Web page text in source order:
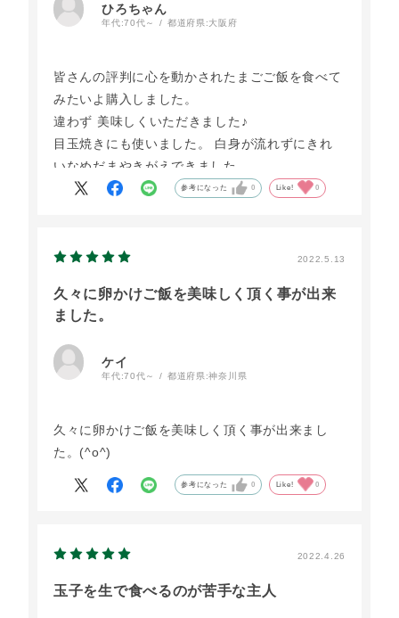
ひろちゃん
年代:70代～ 都道府県:大阪府
皆さんの評判に心を動かされたまごご飯を食べて
みたいよ購入しました。
違わず 美味しくいただきました♪
目玉焼きにも使いました。 白身が流れずにきれ
いなめだまやきがえできました。
参考になった 0 Like! 0
2022.5.13
久々に卵かけご飯を美味しく頂く事が出来
ました。
ケイ
年代:70代～ 都道府県:神奈川県
久々に卵かけご飯を美味しく頂く事が出来まし
た。(^o^)
参考になった 0 Like! 0
2022.4.26
玉子を生で食べるのが苦手な主人